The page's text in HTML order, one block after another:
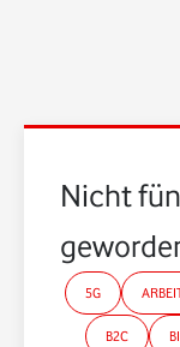
Nicht
5G
B2C